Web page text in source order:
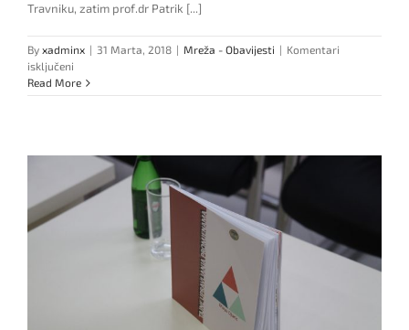
Travniku, zatim prof.dr Patrik [...]
By xadminx | 31 Marta, 2018 | Mreža - Obavijesti | Komentari
isključeni
Održana
promocija
promjenama”
Read More